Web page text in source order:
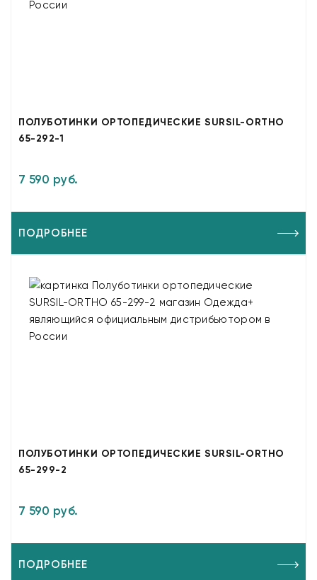
ПОЛУБОТИНКИ ОРТОПЕДИЧЕСКИЕ SURSIL-ORTHO
65-292-1
7 590 руб.
ПОДРОБНЕЕ
ПОЛУБОТИНКИ ОРТОПЕДИЧЕСКИЕ SURSIL-ORTHO
65-299-2
7 590 руб.
ПОДРОБНЕЕ